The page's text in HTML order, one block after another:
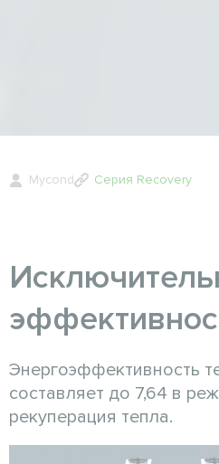
Mycond Серия Recovery
Энергоэффективность
составляет до 7,64 в
рекуперация тепла.